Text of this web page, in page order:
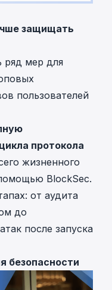
защищать
ряд мер для
пользователей
протокола
жизненного
BlockSec.
от аудита
до
после запуска
безопасности